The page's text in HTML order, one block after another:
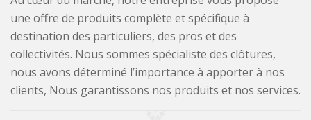
une offre de produits complète et spécifique à
destination des particuliers, des pros et des
collectivités. Nous sommes spécialiste des clôtures,
nous avons déterminé l’importance à apporter à nos
clients, Nous garantissons nos produits et nos services.